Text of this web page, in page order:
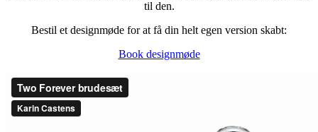
til den.
Bestil et designmøde for at få din helt egen version skabt:
Book designmøde